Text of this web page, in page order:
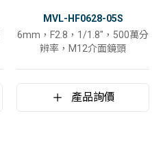
MVL-HF0628-05S
6mm，F2.8，1/1.8"，500萬分
辨率，M12介面鏡頭
產品詢價